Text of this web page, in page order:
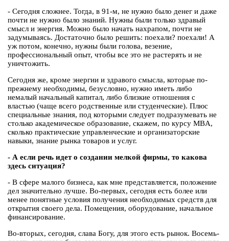
- Сегодня сложнее. Тогда, в 91-м, не нужно было денег и даже
почти не нужно было знаний. Нужны были только здравый
смысл и энергия. Можно было начать нахрапом, почти не
задумываясь. Достаточно было решить: поехали? поехали! А
уж потом, конечно, нужны были голова, везение,
профессиональный опыт, чтобы все это не растерять и не
уничтожить.
Сегодня же, кроме энергии и здравого смысла, которые по-
прежнему необходимы, безусловно, нужно иметь либо
немалый начальный капитал, либо близкие отношения с
властью (чаще всего родственные или студенческие). Плюс
специальные знания, под которыми следует подразумевать не
столько академическое образование, скажем, по курсу MBA,
сколько практические управленческие и организаторские
навыки, знание рынка товаров и услуг.
- А если речь идет о создании мелкой фирмы, то какова
здесь ситуация?
- В сфере малого бизнеса, как мне представляется, положение
дел значительно лучше. Во-первых, сегодня есть более или
менее понятные условия получения необходимых средств для
открытия своего дела. Помещения, оборудование, начальное
финансирование.
Во-вторых, сегодня, слава Богу, для этого есть рынок. Восемь-